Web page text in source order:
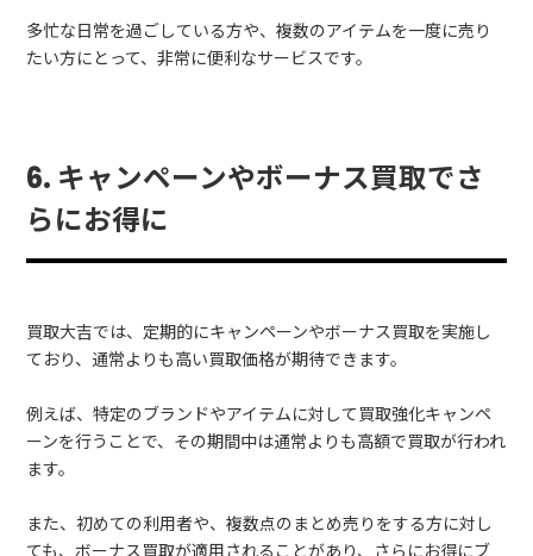
多忙な日常を過ごしている方や、複数のアイテムを一度に売り
たい方にとって、非常に便利なサービスです。
6. キャンペーンやボーナス買取でさ
らにお得に
買取大吉では、定期的にキャンペーンやボーナス買取を実施し
ており、通常よりも高い買取価格が期待できます。
例えば、特定のブランドやアイテムに対して買取強化キャンペ
ーンを行うことで、その期間中は通常よりも高額で買取が行われ
ます。
また、初めての利用者や、複数点のまとめ売りをする方に対し
ても、ボーナス買取が適用されることがあり、さらにお得にブ